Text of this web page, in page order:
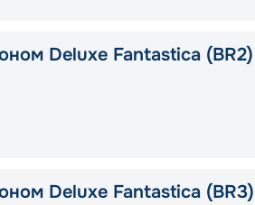
Deluxe Fantastica (BR2)
Deluxe Fantastica (BR3)